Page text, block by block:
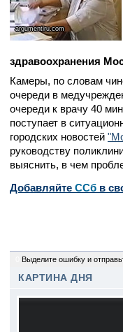
argumentiru.com
здравоохранения
Камеры, по словам
очереди в
очереди к врачу 40
поступает в
городских новостей
руководству
выяснить, в чем
Добавляйте CСб в
Выделите ошибку и
КАРТИНА ДНЯ